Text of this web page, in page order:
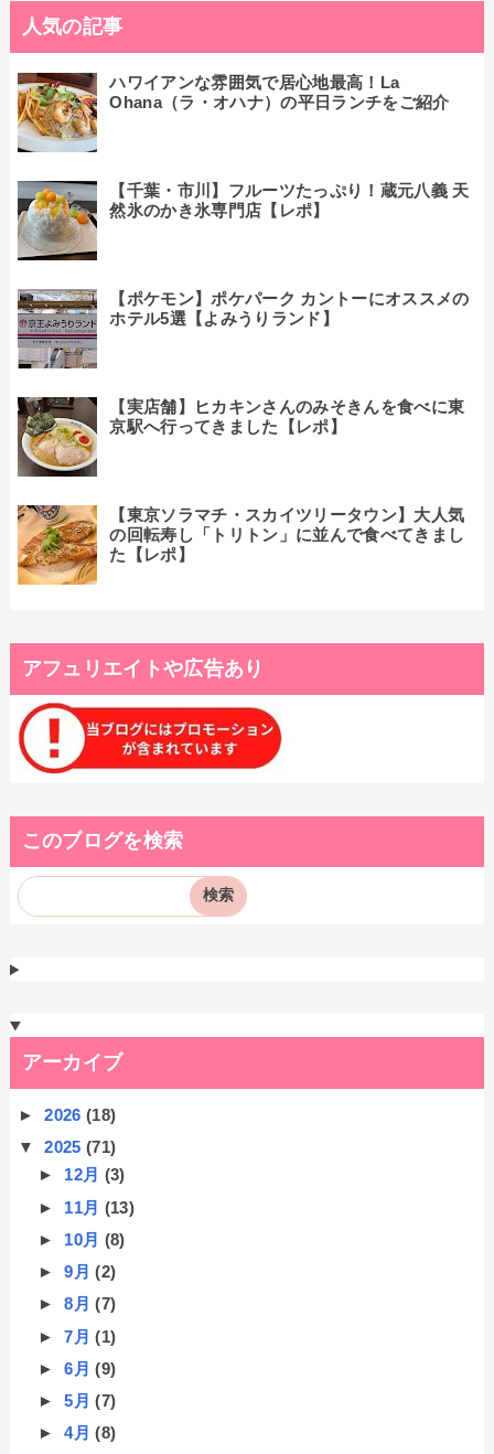
人気の記事
ハワイアンな雰囲気で居心地最高！La
Ohana（ラ・オハナ）の平日ランチをご紹介
【千葉・市川】フルーツたっぷり！蔵元八義 天
然氷のかき氷専門店【レポ】
【ポケモン】ポケパーク カントーにオススメの
ホテル5選【よみうりランド】
【実店舗】ヒカキンさんのみそきんを食べに東
京駅へ行ってきました【レポ】
【東京ソラマチ・スカイツリータウン】大人気
の回転寿し「トリトン」に並んで食べてきまし
た【レポ】
アフュリエイトや広告あり
このブログを検索
アーカイブ
►2026(18)
▼2025(71)
► 12月 (3)
► 11月 (13)
► 10月 (8)
►9月(2)
►8月(7)
►7月(1)
►6月(9)
►5月(7)
►4月(8)